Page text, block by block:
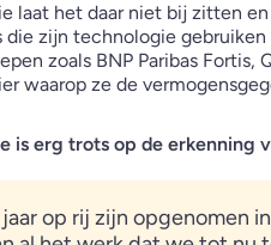
laat het daar niet bij zitten
zijn technologie
zoals BNP Paribas
waarop ze de
is erg trots op de erkenning
op rij zijn opgenomen